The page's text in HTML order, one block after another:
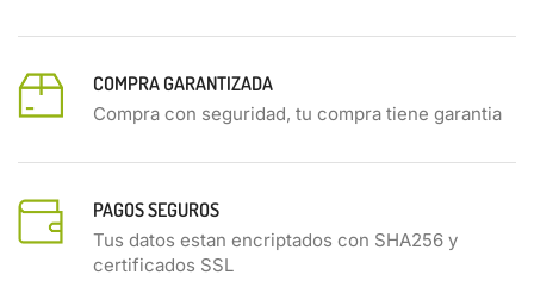
COMPRA GARANTIZADA
Compra con seguridad, tu compra tiene garantia
PAGOS SEGUROS
Tus datos estan encriptados con SHA256 y
certificados SSL